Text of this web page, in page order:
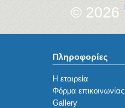
© 2026
Πληροφορίες
Η εταιρεία
Φόρμα επικοινωνίας
Gallery